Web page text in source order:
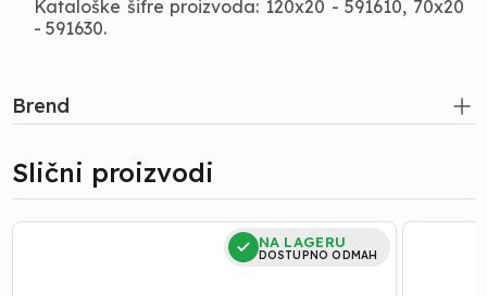
Kataloške šifre proizvoda: 120x20 - 591610, 70x20
- 591630.
Brend
Slični proizvodi
Kada
NA LAGERU
DOSTUPNO ODMAH
Kada